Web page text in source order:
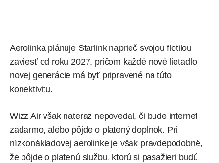
Aerolinka plánuje Starlink naprieč svojou flotilou
zaviesť od roku 2027, pričom každé nové lietadlo
novej generácie má byť pripravené na túto
konektivitu.
Wizz Air však nateraz nepovedal, či bude internet
zadarmo, alebo pôjde o platený doplnok. Pri
nízkonákladovej aerolinke je však pravdepodobné,
že pôjde o platenú službu, ktorú si pasažieri budú